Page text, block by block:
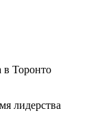
в Торонто
лидерства